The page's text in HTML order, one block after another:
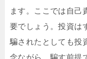
ます。ここでは自己
要でしょう。投資は
騙されたとしても投
念ながら、騙す前提